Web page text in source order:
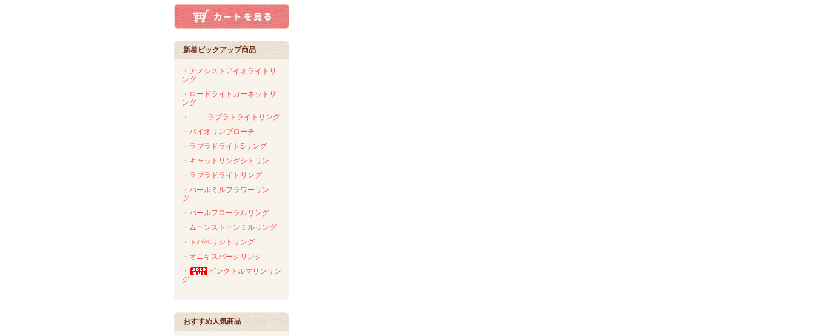
新着ピックアップ商品
・アメシストアイオライトリ
ング
・ロードライトガーネットリ
ング
・
ラブラドライトリング
・バイオリンブローチ
・ラブラドライトSリング
・キャットリングシトリン
・ラブラドライトリング
・パールミルフラワーリン
グ
・パールフローラルリング
・ムーンストーンミルリング
・トパペリシトリング
・オニキスバークリング
・
ピンクトルマリンリン
グ
おすすめ人気商品